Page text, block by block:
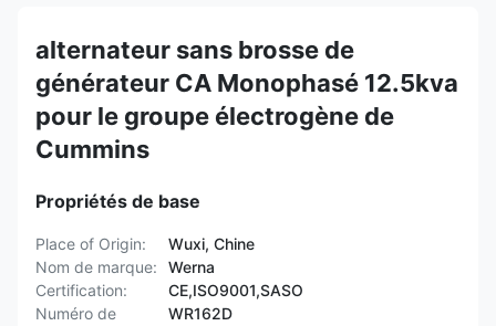
alternateur sans brosse de
générateur CA Monophasé 12.5kva
pour le groupe électrogène de
Cummins
Propriétés de base
Place of Origin:
Wuxi, Chine
Nom de marque:
Werna
Certification:
CE,ISO9001,SASO
Numéro de
WR162D